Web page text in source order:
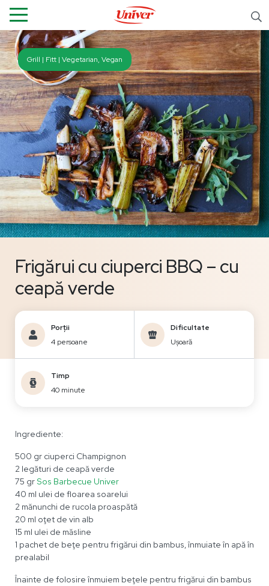
Frigărui cu ciuperci BBQ – cu
ceapă verde
Porții
4 persoane
Dificultate
Ușoară
Timp
40 minute
Grill | Fitt | Vegetarian, Vegan
Ingrediente:
500 gr ciuperci Champignon
2 legături de ceapă verde
75 grSos Barbecue Univer
40 ml ulei de floarea soarelui
2 mănunchi de rucola proaspătă
20 ml oţet de vin alb
15 ml ulei de măsline
1 pachet de beţe pentru frigărui din bambus, înmuiate în apă în
prealabil
Înainte de folosire înmuiem beţele pentru frigărui din bambus